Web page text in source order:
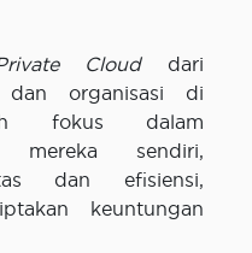
Clouddari
dan organisasi di
fokus dalam
mereka sendiri,
dan efisiensi,
keuntungan